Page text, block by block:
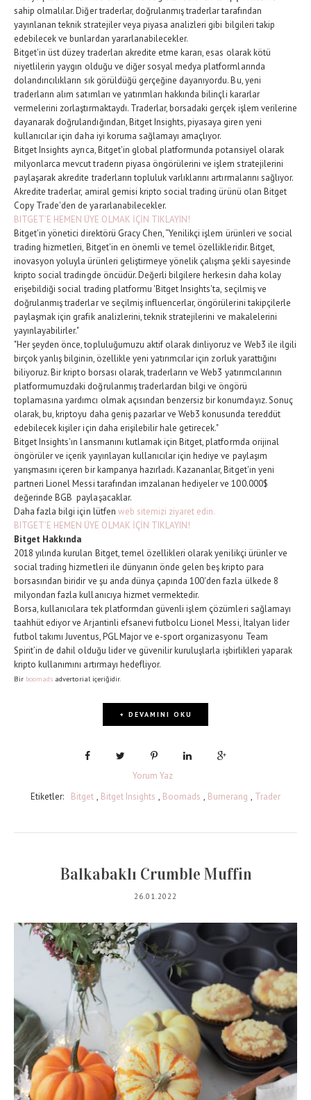
sahip olmalılar. Diğer traderlar, doğrulanmış traderlar tarafından
yayınlanan teknik stratejiler veya piyasa analizleri gibi bilgileri takip
edebilecek ve bunlardan yararlanabilecekler.
Bitget'in üst düzey traderları akredite etme kararı, esas olarak kötü
niyetlilerin yaygın olduğu ve diğer sosyal medya platformlarında
dolandırıcılıkların sık görüldüğü gerçeğine dayanıyordu. Bu, yeni
traderların alım satımları ve yatırımları hakkında bilinçli kararlar
vermelerini zorlaştırmaktaydı. Traderlar, borsadaki gerçek işlem verilerine
dayanarak doğrulandığından, Bitget Insights, piyasaya giren yeni
kullanıcılar için daha iyi koruma sağlamayı amaçlıyor.
Bitget Insights ayrıca, Bitget'in global platformunda potansiyel olarak
milyonlarca mevcut traderın piyasa öngörülerini ve işlem stratejilerini
paylaşarak akredite traderların topluluk varlıklarını artırmalarını sağlıyor.
Akredite traderlar, amiral gemisi kripto social trading ürünü olan Bitget
Copy Trade'den de yararlanabilecekler.
BITGET’E HEMEN ÜYE OLMAK İÇİN TIKLAYIN!
Bitget'in yönetici direktörü Gracy Chen, “Yenilikçi işlem ürünleri ve social
trading hizmetleri, Bitget'in en önemli ve temel özellikleridir. Bitget,
inovasyon yoluyla ürünleri geliştirmeye yönelik çalışma şekli sayesinde
kripto social tradingde öncüdür. Değerli bilgilere herkesin daha kolay
erişebildiği social trading platformu 'Bitget Insights'ta, seçilmiş ve
doğrulanmış traderlar ve seçilmiş influencerlar, öngörülerini takipçilerle
paylaşmak için grafik analizlerini, teknik stratejilerini ve makalelerini
yayınlayabilirler."
"Her şeyden önce, topluluğumuzu aktif olarak dinliyoruz ve Web3 ile ilgili
birçok yanlış bilginin, özellikle yeni yatırımcılar için zorluk yarattığını
biliyoruz. Bir kripto borsası olarak, traderların ve Web3 yatırımcılarının
platformumuzdaki doğrulanmış traderlardan bilgi ve öngörü
toplamasına yardımcı olmak açısından benzersiz bir konumdayız. Sonuç
olarak, bu, kriptoyu daha geniş pazarlar ve Web3 konusunda tereddüt
edebilecek kişiler için daha erişilebilir hale getirecek."
Bitget Insights'ın lansmanını kutlamak için Bitget, platformda orijinal
öngörüler ve içerik yayınlayan kullanıcılar için hediye ve paylaşım
yarışmasını içeren bir kampanya hazırladı. Kazananlar, Bitget'in yeni
partneri Lionel Messi tarafından imzalanan hediyeler ve 100.000$
değerinde BGB paylaşacaklar.
Daha fazla bilgi için lütfen web sitemizi ziyaret edin.
BITGET’E HEMEN ÜYE OLMAK İÇİN TIKLAYIN!
Bitget Hakkında
2018 yılında kurulan Bitget, temel özellikleri olarak yenilikçi ürünler ve
social trading hizmetleri ile dünyanın önde gelen beş kripto para
borsasından biridir ve şu anda dünya çapında 100'den fazla ülkede 8
milyondan fazla kullanıcıya hizmet vermektedir.
Borsa, kullanıcılara tek platformdan güvenli işlem çözümleri sağlamayı
taahhüt ediyor ve Arjantinli efsanevi futbolcu Lionel Messi, İtalyan lider
futbol takımı Juventus, PGL Major ve e-sport organizasyonu Team
Spirit’in de dahil olduğu lider ve güvenilir kuruluşlarla işbirlikleri yaparak
kripto kullanımını artırmayı hedefliyor.
Bir boomads advertorial içeriğidir.
+ DEVAMINI OKU
Yorum Yaz
Etiketler:
Bitget , Bitget Insights , Boomads , Bumerang , Trader
Balkabaklı Crumble Muffin
26.01.2022